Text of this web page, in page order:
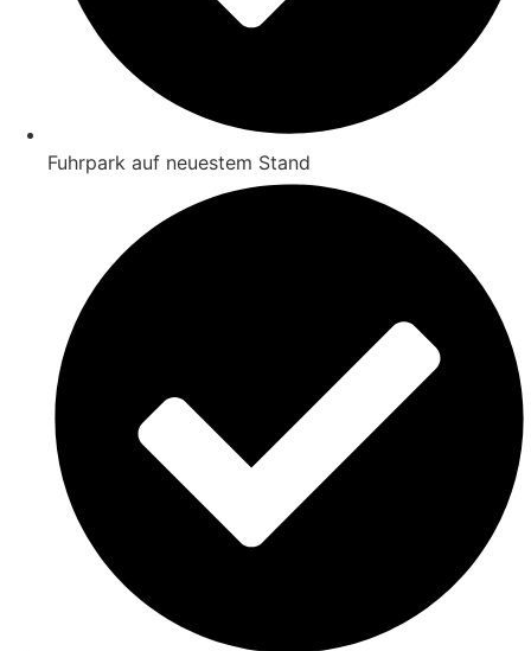
Fuhrpark auf neuestem Stand